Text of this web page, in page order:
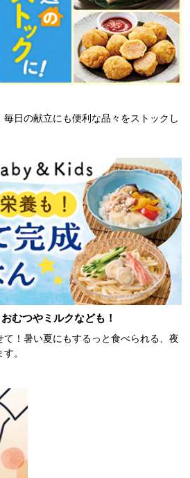
日の献立にも便利な品々をストックし
むつやミルクなども！
て！暑い夏にもするっと食べられる、夜
。